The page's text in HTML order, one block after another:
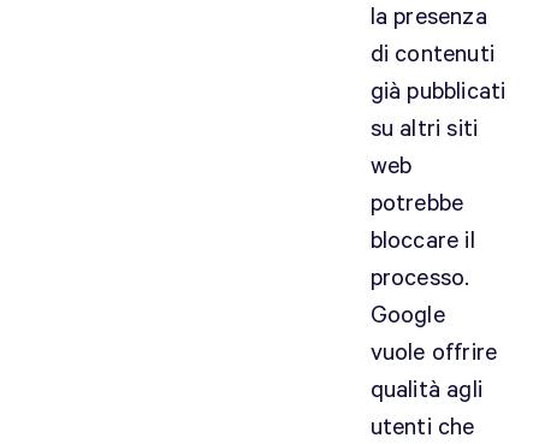
la presenza
di contenuti
già pubblicati
su altri siti
web
potrebbe
bloccare il
processo.
Google
vuole offrire
qualità agli
utenti che